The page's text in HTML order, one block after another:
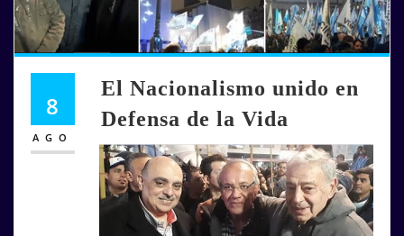
8
AGO
El Nacionalismo unido en
Defensa de la Vida